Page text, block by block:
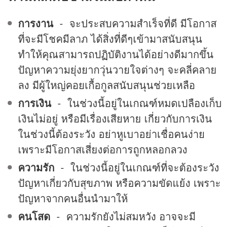
การงาน - จะประสบความสำเร็จที่ดี มีโอกาส
ที่จะมีโชคมีลาภ ได้สิ่งที่ดีๆเข้ามาสนับสนุน
ทำให้คุณสามารถปฏิบัติงานได้อย่างดีมากขึ้น
ปัญหาความยุ่งยากวุ่นวายใจต่างๆ จะคลี่คลาย
ลง มีผู้ใหญ่คอยเกื้อกูลสนับสนุนช่วยเหลือ
การเงิน - ในช่วงนี้อยู่ในเกณฑ์หมดเปลืองเก็บ
เงินไม่อยู่ หรือมีเรื่องเสียหาย เกี่ยวกับการเงิน
ในช่วงนี้ต้องระวัง อย่าหูเบาอย่าเชื่อคนง่าย
เพราะมีโอกาสเสี่ยงต่อการถูกหลอกลวง
ความรัก - ในช่วงนี้อยู่ในเกณฑ์ที่จะต้องระวัง
ปัญหาเกี่ยวกับสุขภาพ หรือความขัดแย้ง เพราะ
ปัญหาจากคนอื่นนำมาให้
คนโสด - ความรักยังไม่สมหวัง อาจจะมี